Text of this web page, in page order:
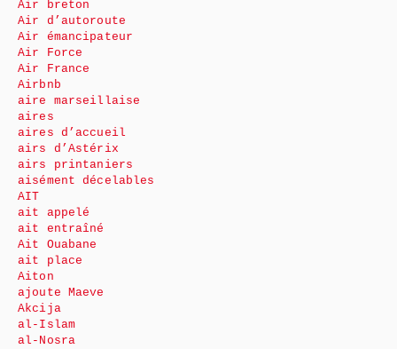
Air breton
Air d’autoroute
Air émancipateur
Air Force
Air France
Airbnb
aire marseillaise
aires
aires d’accueil
airs d’Astérix
airs printaniers
aisément décelables
AIT
ait appelé
ait entraîné
Ait Ouabane
ait place
Aiton
ajoute Maeve
Akcija
al-Islam
al-Nosra